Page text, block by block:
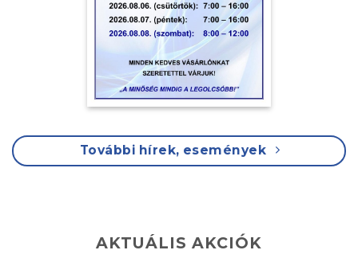
További hírek, események
AKTUÁLIS AKCIÓK